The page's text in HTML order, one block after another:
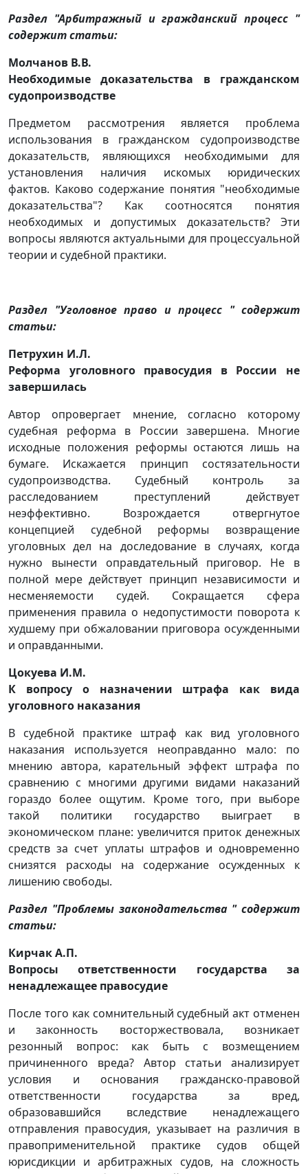
Раздел "Арбитражный и гражданский процесс "
содержит статьи:
Молчанов В.В.
Необходимые доказательства в гражданском
судопроизводстве
Предметом рассмотрения является проблема
использования в гражданском судопроизводстве
доказательств, являющихся необходимыми для
установления наличия искомых юридических
фактов. Каково содержание понятия "необходимые
доказательства"? Как соотносятся понятия
необходимых и допустимых доказательств? Эти
вопросы являются актуальными для процессуальной
теории и судебной практики.
Раздел "Уголовное право и процесс " содержит
статьи:
Петрухин И.Л.
Реформа уголовного правосудия в России не
завершилась
Автор опровергает мнение, согласно которому
судебная реформа в России завершена. Многие
исходные положения реформы остаются лишь на
бумаге. Искажается принцип состязательности
судопроизводства. Судебный контроль за
расследованием преступлений действует
неэффективно. Возрождается отвергнутое
концепцией судебной реформы возвращение
уголовных дел на доследование в случаях, когда
нужно вынести оправдательный приговор. Не в
полной мере действует принцип независимости и
несменяемости судей. Сокращается сфера
применения правила о недопустимости поворота к
худшему при обжаловании приговора осужденными
и оправданными.
Цокуева И.М.
К вопросу о назначении штрафа как вида
уголовного наказания
В судебной практике штраф как вид уголовного
наказания используется неоправданно мало: по
мнению автора, карательный эффект штрафа по
сравнению с многими другими видами наказаний
гораздо более ощутим. Кроме того, при выборе
такой политики государство выиграет в
экономическом плане: увеличится приток денежных
средств за счет уплаты штрафов и одновременно
снизятся расходы на содержание осужденных к
лишению свободы.
Раздел "Проблемы законодательства " содержит
статьи:
Кирчак А.П.
Вопросы ответственности государства за
ненадлежащее правосудие
После того как сомнительный судебный акт отменен
и законность восторжествовала, возникает
резонный вопрос: как быть с возмещением
причиненного вреда? Автор статьи анализирует
условия и основания гражданско-правовой
ответственности государства за вред,
образовавшийся вследствие ненадлежащего
отправления правосудия, указывает на различия в
правоприменительной практике судов общей
юрисдикции и арбитражных судов, на сложность